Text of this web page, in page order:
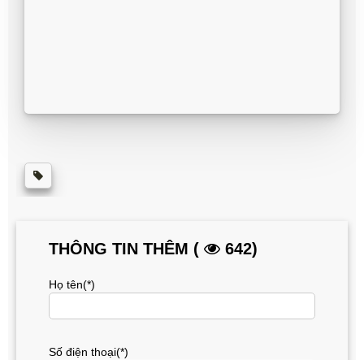
THÔNG TIN THÊM ( 642)
Họ tên(*)
Số điện thoại(*)